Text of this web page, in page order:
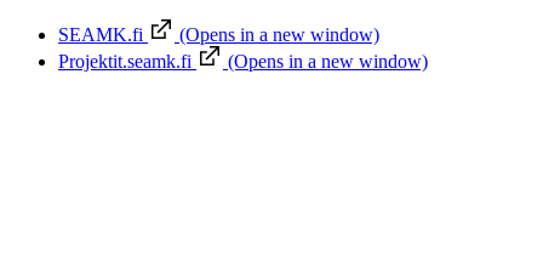
SEAMK.fi
(Opens in a new window)
Projektit.seamk.fi
(Opens in a new window)